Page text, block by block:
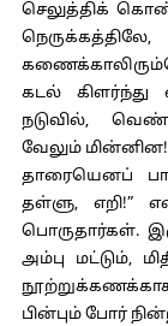
செலுத்திக்
கடல்
நடுவில்,
வேலும் மின்னின!
தாரையெனப்
தள்ளு, எறி!”
பொருதார்கள்.
அம்பு மட்டும்,
பின்பும் போர்